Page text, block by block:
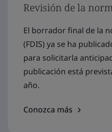
Revisión de la
El borrador final de la
(FDIS) ya se ha
para solicitarla
publicación está
año.
Conozca más